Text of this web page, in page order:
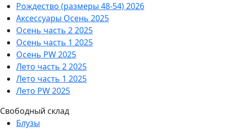
Рождество (размеры 48-54) 2026
Аксессуары Осень 2025
Осень часть 2 2025
Осень часть 1 2025
Осень PW 2025
Лето часть 2 2025
Лето часть 1 2025
Лето PW 2025
Свободный склад
Блузы